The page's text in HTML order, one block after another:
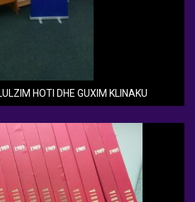
HOTI DHE GUXIM KLINAKU